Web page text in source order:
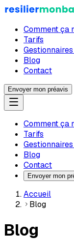
Comment ça
Tarifs
Blog
Contact
Envoyer mon préavis
Comment ça
Tarifs
Blog
Contact
Envoyer mon
Accueil
Blog
Blog